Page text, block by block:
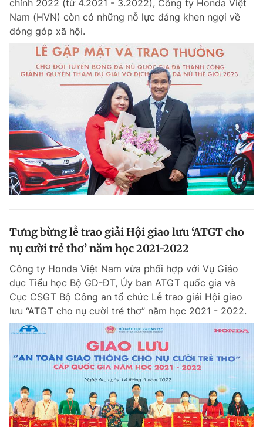
chính 2022 (từ 4.2021 - 3.2022), Công ty Honda Việt
Nam (HVN) còn có những nỗ lực đáng khen ngợi về
đóng góp xã hội.
Tưng bừng lễ trao giải Hội giao lưu ‘ATGT cho
nụ cười trẻ thơ’ năm học 2021-2022
Công ty Honda Việt Nam vừa phối hợp với Vụ Giáo
dục Tiểu học Bộ GD-ĐT, Ủy ban ATGT quốc gia và
Cục CSGT Bộ Công an tổ chức Lễ trao giải Hội giao
lưu “ATGT cho nụ cười trẻ thơ” năm học 2021 - 2022.